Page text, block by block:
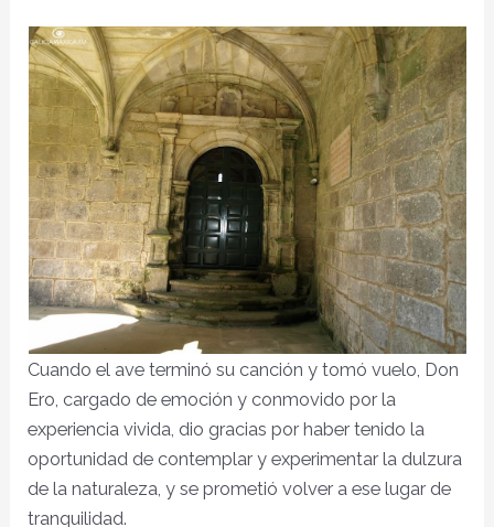
Cuando el ave terminó su canción y tomó vuelo, Don
Ero, cargado de emoción y conmovido por la
experiencia vivida, dio gracias por haber tenido la
oportunidad de contemplar y experimentar la dulzura
de la naturaleza, y se prometió volver a ese lugar de
tranquilidad.